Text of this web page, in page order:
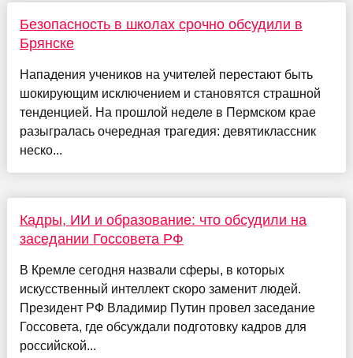
Безопасность в школах срочно обсудили в
Брянске
Нападения учеников на учителей перестают быть
шокирующим исключением и становятся страшной
тенденцией. На прошлой неделе в Пермском крае
разыгралась очередная трагедия: девятиклассник
неско...
Кадры, ИИ и образование: что обсудили на
заседании Госсовета РФ
В Кремле сегодня назвали сферы, в которых
искусственный интеллект скоро заменит людей.
Президент РФ Владимир Путин провел заседание
Госсовета, где обсуждали подготовку кадров для
российской...